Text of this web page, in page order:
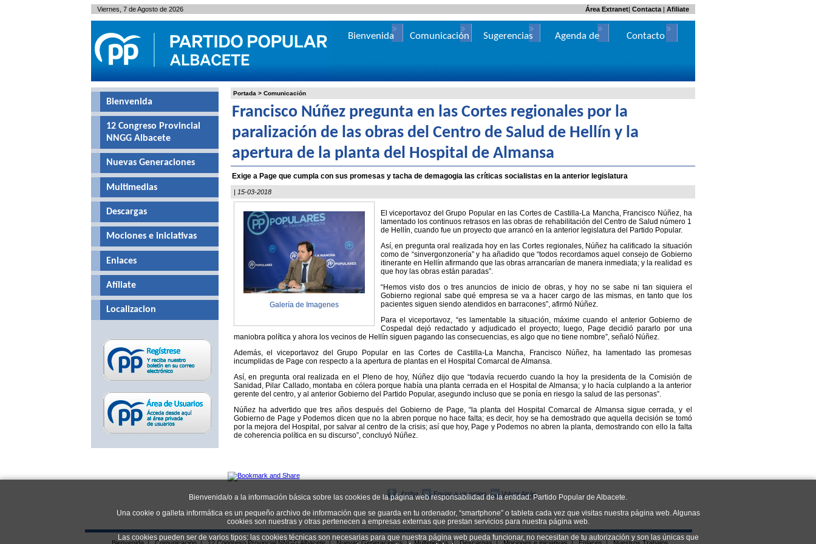
Bienvenida/o a la información básica sobre las cookies de la página web responsabilidad de la entidad: Partido Popular de Albacete.
Una cookie o galleta informática es un pequeño archivo de información que se guarda en tu ordenador, “smartphone” o tableta cada vez que visitas nuestra página web. Algunas
cookies son nuestras y otras pertenecen a empresas externas que prestan servicios para nuestra página web.
Las cookies pueden ser de varios tipos: las cookies técnicas son necesarias para que nuestra página web pueda funcionar, no necesitan de tu autorización y son las únicas que
Portada > Comunicación
Francisco Núñez pregunta en las Cortes regionales por la
paralización de las obras del Centro de Salud de Hellín y la
apertura de la planta del Hospital de Almansa
Exige a Page que cumpla con sus promesas y tacha de demagogia las críticas socialistas en la anterior legislatura
| 15-03-2018
Galería de Imagenes
El viceportavoz del Grupo Popular en las Cortes de Castilla-La Mancha, Francisco Núñez, ha
lamentado los continuos retrasos en las obras de rehabilitación del Centro de Salud número 1
de Hellín, cuando fue un proyecto que arrancó en la anterior legislatura del Partido Popular.
Así, en pregunta oral realizada hoy en las Cortes regionales, Núñez ha calificado la situación
como de “sinvergonzonería” y ha añadido que “todos recordamos aquel consejo de Gobierno
itinerante en Hellín afirmando que las obras arrancarían de manera inmediata; y la realidad es
que hoy las obras están paradas”.
“Hemos visto dos o tres anuncios de inicio de obras, y hoy no se sabe ni tan siquiera el
Gobierno regional sabe qué empresa se va a hacer cargo de las mismas, en tanto que los
pacientes siguen siendo atendidos en barracones”, afirmó Núñez.
Para el viceportavoz, “es lamentable la situación, máxime cuando el anterior Gobierno de
Cospedal dejó redactado y adjudicado el proyecto; luego, Page decidió pararlo por una
maniobra política y ahora los vecinos de Hellín siguen pagando las consecuencias, es algo que no tiene nombre”, señaló Núñez.
Además, el viceportavoz del Grupo Popular en las Cortes de Castilla-La Mancha, Francisco Núñez, ha lamentado las promesas
incumplidas de Page con respecto a la apertura de plantas en el Hospital Comarcal de Almansa.
Así, en pregunta oral realizada en el Pleno de hoy, Núñez dijo que “todavía recuerdo cuando la hoy la presidenta de la Comisión de
Sanidad, Pilar Callado, montaba en cólera porque había una planta cerrada en el Hospital de Almansa; y lo hacía culplando a la anterior
gerente del centro, y al anterior Gobierno del Partido Popular, asegundo incluso que se ponía en riesgo la salud de las personas”.
Núñez ha advertido que tres años después del Gobierno de Page, “la planta del Hospital Comarcal de Almansa sigue cerrada, y el
Gobierno de Page y Podemos dicen que no la abren porque no hace falta; es decir, hoy se ha demostrado que aquella decisión se tomó
por la mejora del Hospital, por salvar al centro de la crisis; así que hoy, Page y Podemos no abren la planta, demostrando con ello la falta
de coherencia política en su discurso”, concluyó Núñez.
Arriba Enviar a un amigo Volver Atrás
Bienvenida
12 Congreso Provincial
NNGG Albacete
Nuevas Generaciones
Multimedias
Descargas
Mociones e iniciativas
Enlaces
Afíliate
Localizacion
Viernes, 7 de Agosto de 2026 | Contacta| Afiliate
Área Extranet
Bienvenida Comunicación Sugerencias
Agenda de
Contacto